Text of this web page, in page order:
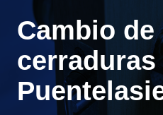
Cambio de
cerraduras